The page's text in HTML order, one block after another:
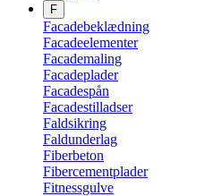
F
Facadebeklædning
Facadeelementer
Facademaling
Facadeplader
Facadespån
Facadestilladser
Faldsikring
Faldunderlag
Fiberbeton
Fibercementplader
Fitnessgulve